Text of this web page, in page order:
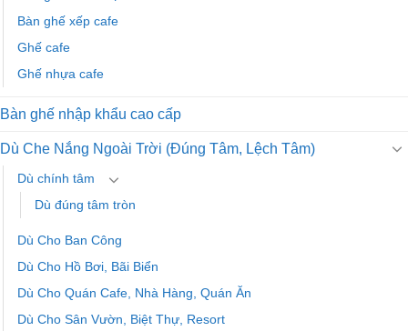
Bàn ghế xếp cafe
Ghế cafe
Ghế nhựa cafe
Bàn ghế nhập khẩu cao cấp
Dù Che Nắng Ngoài Trời (Đúng Tâm, Lệch Tâm)
Dù chính tâm
Dù đúng tâm tròn
Dù Cho Ban Công
Dù Cho Hồ Bơi, Bãi Biển
Dù Cho Quán Cafe, Nhà Hàng, Quán Ăn
Dù Cho Sân Vườn, Biệt Thự, Resort